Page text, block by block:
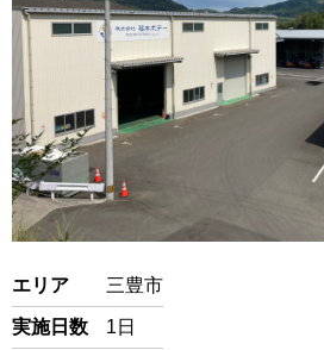
キーワード
エリア 三豊市
実施日数 1日